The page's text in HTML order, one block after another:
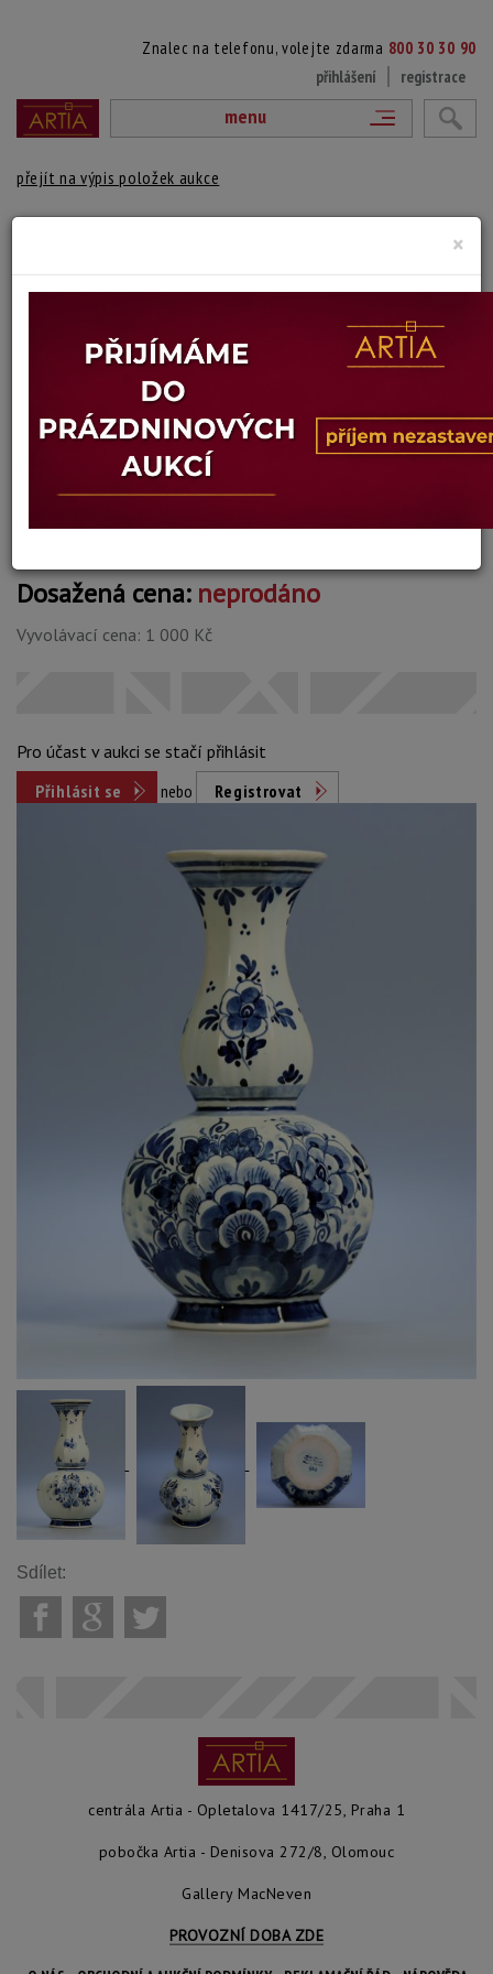
Znalec na telefonu, volejte zdarma 800 30 30 90
přihlášení
registrace
menu
přejít na výpis položek aukce
Autor:Delft Keramika
signováno zespodu, Delftská fajáns
Stav: dobrý
22.06.2026 20:16 SELČ
Dosažená cena: neprodáno
Vyvolávací cena: 1 000 Kč
Pro účast v aukci se stačí přihlásit
Přihlásit se
nebo Registrovat
Sdílet:
centrála Artia - Opletalova 1417/25, Praha 1
pobočka Artia - Denisova 272/8, Olomouc
Gallery MacNeven
PROVOZNÍ DOBA ZDE
×